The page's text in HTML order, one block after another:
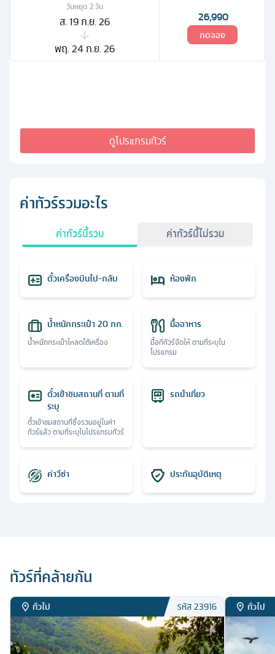
วันหยุด 2วัน
ส. 19 ก.ย. 26
พฤ. 24 ก.ย. 26
26,990
กดจอง
ดูโปรแกรมทัวร์
ค่าทัวร์รวมอะไร
ค่าทัวร์นี้รวม ค่าทัวร์นี้ไม่รวม
ตั๋วเครื่องบินไป-กลับ ห้องพัก
น้ำหนักกระเป๋า 20 กก.
น้ำหนักกระเป๋าโหลดใต้เครื่อง
มื้ออาหาร
มื้อที่ทัวร์จัดให้ ตามที่ระบุใน
โปรแกรม
ตั๋วเข้าชมสถานที่ ตามที่
ระบุ
ตั๋วเข้าชมสถานที่ซึ่งรวมอยู่ในค่า
ทัวร์แล้ว ตามที่ระบุในโปรแกรมทัวร์
รถนำเที่ยว
ค่าวีซ่า ประกันอุบัติเหตุ
ทัวร์ที่คล้ายกัน
ทั่วไป รหัส23916 ทั่วไป